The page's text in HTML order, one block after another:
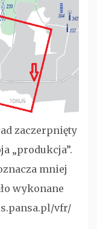
zaczerpnięty
„produkcja”.
mniej
wykonane
vfr/